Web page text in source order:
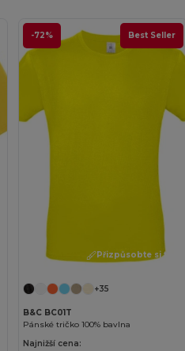
-72% Best Seller
Přizpůsobte si to!
+35
B&C BC01T
Pánské tričko 100% bavlna
Najnižší cena: